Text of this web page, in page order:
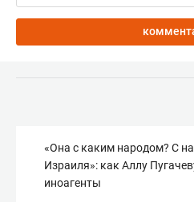
«Она с каким народом? С
Израиля»: как Аллу
иноагенты